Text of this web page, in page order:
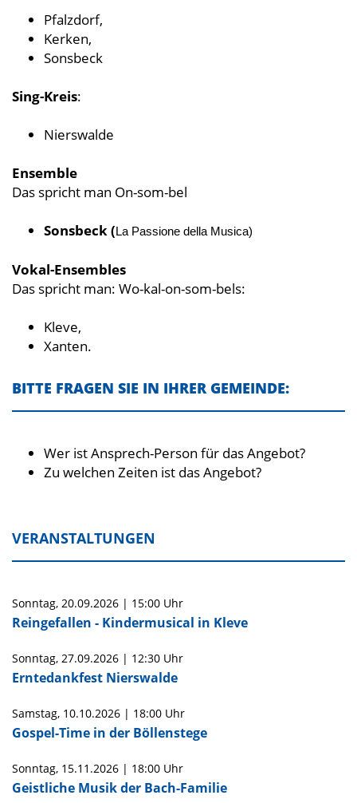
Pfalzdorf,
Kerken,
Sonsbeck
Sing-Kreis:
Nierswalde
Ensemble
Das spricht man On-som-bel
Sonsbeck ( La Passione della Musica)
Vokal-Ensembles
Das spricht man: Wo-kal-on-som-bels:
Kleve,
Xanten.
BITTE FRAGEN SIE IN IHRER GEMEINDE:
Wer ist Ansprech-Person für das Angebot?
Zu welchen Zeiten ist das Angebot?
VERANSTALTUNGEN
Sonntag, 20.09.2026 | 15:00 Uhr
Reingefallen - Kindermusical in Kleve
Sonntag, 27.09.2026 | 12:30 Uhr
Erntedankfest Nierswalde
Samstag, 10.10.2026 | 18:00 Uhr
Gospel-Time in der Böllenstege
Sonntag, 15.11.2026 | 18:00 Uhr
Geistliche Musik der Bach-Familie